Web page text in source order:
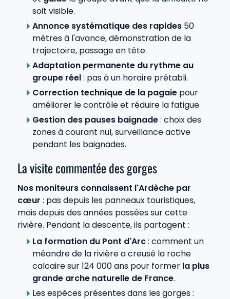
soit visible.
Annonce systématique des rapides50
mètres à l'avance, démonstration de la
trajectoire, passage en tête.
Adaptation permanente du rythme au
groupe réel: pas à un horaire prétabli.
Correction technique de la pagaiepour
améliorer le contrôle et réduire la fatigue.
Gestion des pauses baignade: choix des
zones à courant nul, surveillance active
pendant les baignades.
La visite commentée des gorges
Nos moniteurs connaissent l'Ardèche par
cœur : pas depuis les panneaux touristiques,
mais depuis des années passées sur cette
rivière. Pendant la descente, ils partagent :
La formation du Pont d'Arc: comment un
méandre de la rivière a creusé la roche
calcaire sur 124 000 ans pour formerla plus
grande arche naturelle de France.
Les espèces présentes dans les gorges :